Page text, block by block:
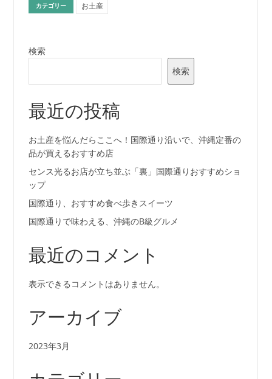
カテゴリー お土産
検索
検索
最近の投稿
お土産を悩んだらここへ！国際通り沿いで、沖縄定番の
品が買えるおすすめ店
センス光るお店が立ち並ぶ「裏」国際通りおすすめショ
ップ
国際通り、おすすめ食べ歩きスイーツ
国際通りで味わえる、沖縄のB級グルメ
最近のコメント
表示できるコメントはありません。
アーカイブ
2023年3月